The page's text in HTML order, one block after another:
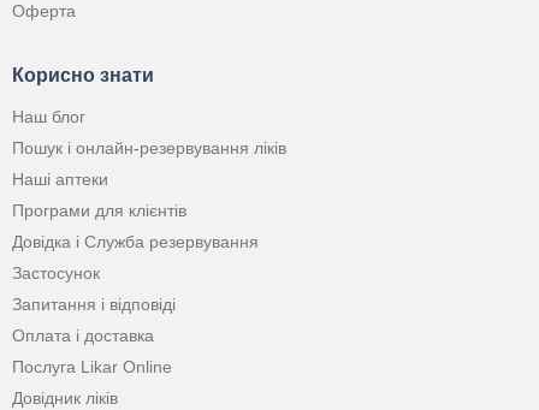
Оферта
Корисно знати
Наш блог
Пошук і онлайн-резервування ліків
Наші аптеки
Програми для клієнтів
Довідка і Служба резервування
Застосунок
Запитання і відповіді
Оплата і доставка
Послуга Likar Online
Довідник ліків